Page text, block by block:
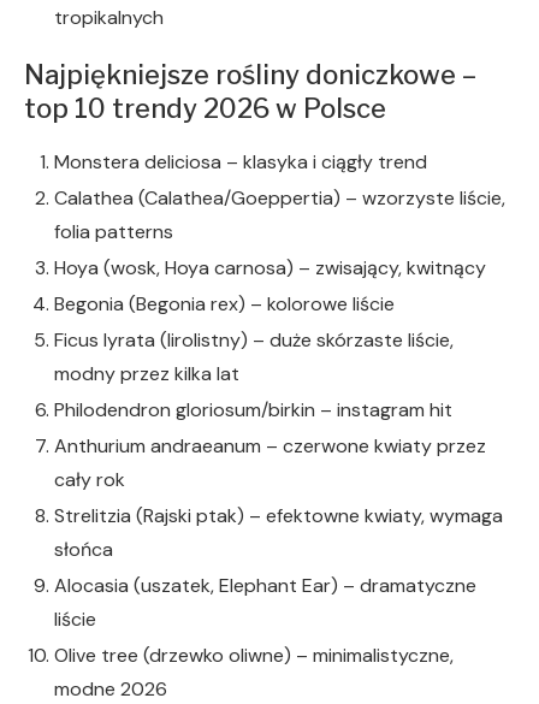
tropikalnych
Najpiękniejsze rośliny doniczkowe –
top 10 trendy 2026 w Polsce
Monstera deliciosa – klasyka i ciągły trend
Calathea (Calathea/Goeppertia) – wzorzyste liście,
folia patterns
Hoya (wosk, Hoya carnosa) – zwisający, kwitnący
Begonia (Begonia rex) – kolorowe liście
Ficus lyrata (lirolistny) – duże skórzaste liście,
modny przez kilka lat
Philodendron gloriosum/birkin – instagram hit
Anthurium andraeanum – czerwone kwiaty przez
cały rok
Strelitzia (Rajski ptak) – efektowne kwiaty, wymaga
słońca
Alocasia (uszatek, Elephant Ear) – dramatyczne
liście
Olive tree (drzewko oliwne) – minimalistyczne,
modne 2026